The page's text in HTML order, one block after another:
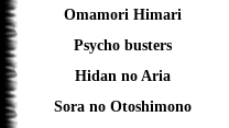
Omamori Himari
Psycho busters
Hidan no Aria
Sora no Otoshimono